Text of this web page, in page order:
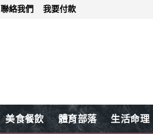
聯絡我們 我要付款
美食餐飲 體育部落 生活命理